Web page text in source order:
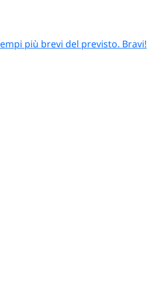
più brevi del previsto. Bravi!